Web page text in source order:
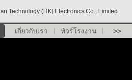
Technology (HK) Electronics Co., Limited
เกี่ยวกับเรา ทัวร์โรงงาน >>